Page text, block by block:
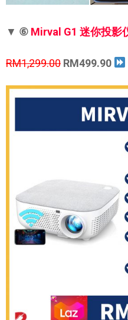
▼ ⑥ Mirval G1 迷你投影
RM1,299.00 RM499.90